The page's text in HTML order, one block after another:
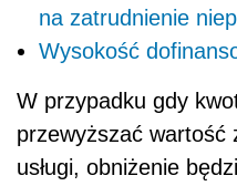
na zatrudnienie
Wysokość
W przypadku gdy
przewyższać wartość
usługi, obniżenie